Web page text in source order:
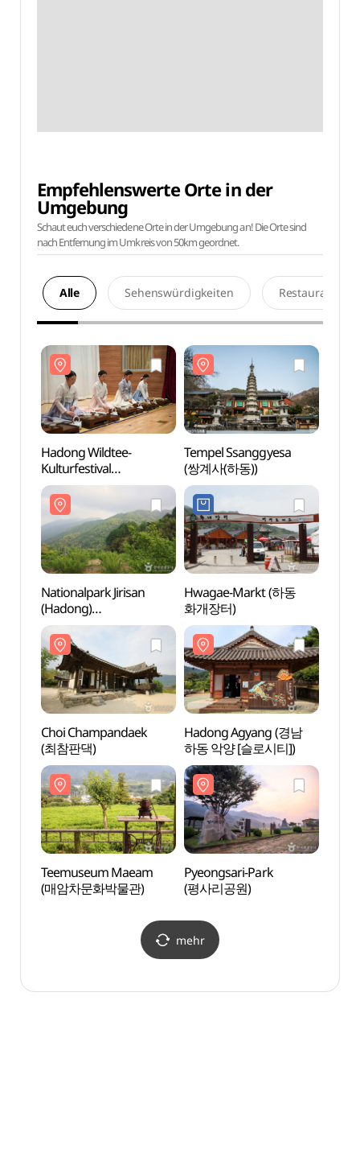
Empfehlenswerte Orte in der
Umgebung
Schaut euch verschiedene Orte in der Umgebung an! Die Orte sind
nach Entfernung im Umkreis von 50km geordnet.
Alle Sehenswürdigkeiten Restaurants
Hadong Wildtee-
Kulturfestival
(하동야생차문화축제)
Tempel Ssanggyesa
(쌍계사(하동))
Nationalpark Jirisan
(Hadong)
(지리산국립공원(하동))
Hwagae-Markt (하동
화개장터)
Choi Champandaek
(최참판댁)
Hadong Agyang (경남
하동 악양 [슬로시티])
Teemuseum Maeam
(매암차문화박물관)
Pyeongsari-Park
(평사리공원)
mehr